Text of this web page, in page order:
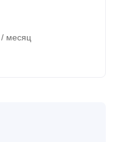
/ месяц